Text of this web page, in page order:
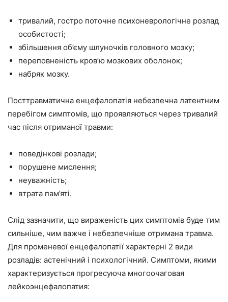
тривалий, гостро поточне психоневрологічне розлад
особистості;
збільшення об’єму шлуночків головного мозку;
переповненість кров’ю мозкових оболонок;
набряк мозку.
Посттравматична енцефалопатія небезпечна латентним
перебігом симптомів, що проявляються через тривалий
час після отриманої травми:
поведінкові розлади;
порушене мислення;
неуважність;
втрата пам’яті.
Слід зазначити, що вираженість цих симптомів буде тим
сильніше, чим важче і небезпечніше отримана травма.
Для променевої енцефалопатії характерні 2 види
розладів: астенічний і психологічний. Симптоми, якими
характеризується прогресуюча многоочаговая
лейкоэнцефалопатия: